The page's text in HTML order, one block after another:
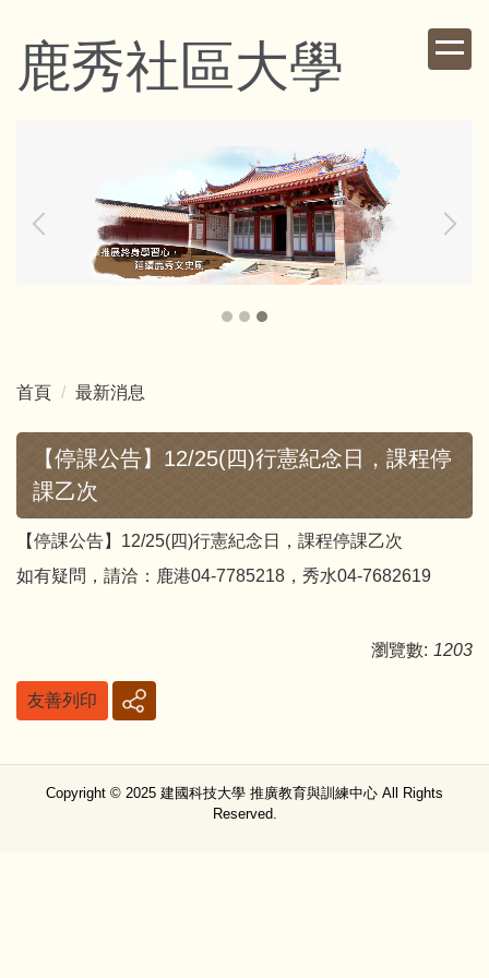
到
要鹿秀社區大學
首頁 最新消息
【停課公告】12/25(四)行憲紀念日，課程停
課乙次
【停課公告】12/25(四)行憲紀念日，課程停課乙次
如有疑問，請洽：鹿港04-7785218，秀水04-7682619
瀏覽數: 1203
友善列印
Copyright © 2025 建國科技大學 推廣教育與訓練中心 All Rights
Reserved.